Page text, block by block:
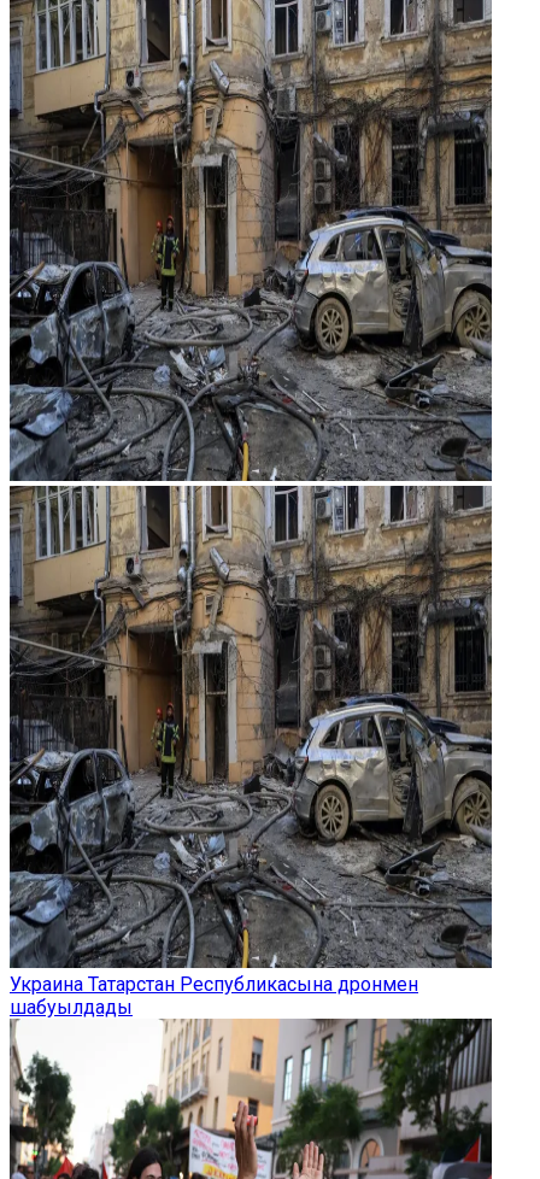
Украина Татарстан Республикасына дронмен
шабуылдады